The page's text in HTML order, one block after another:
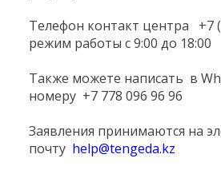
Телефон контакт центра +7
режим работы с 9:00 до 18:00
Также можете написать в
номеру +7 778 096 96 96
Заявления принимаются на
почту help@tengeda.kz